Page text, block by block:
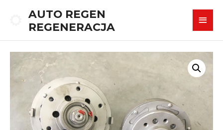
AUTO REGEN
REGENERACJA